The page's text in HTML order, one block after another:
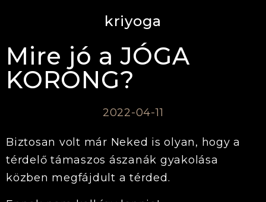
kriyoga
Mire jó a JÓGA
KORONG?
2022-04-11
Biztosan volt már Neked is olyan, hogy a
térdelő támaszos ászanák gyakolása
közben megfájdult a térded.